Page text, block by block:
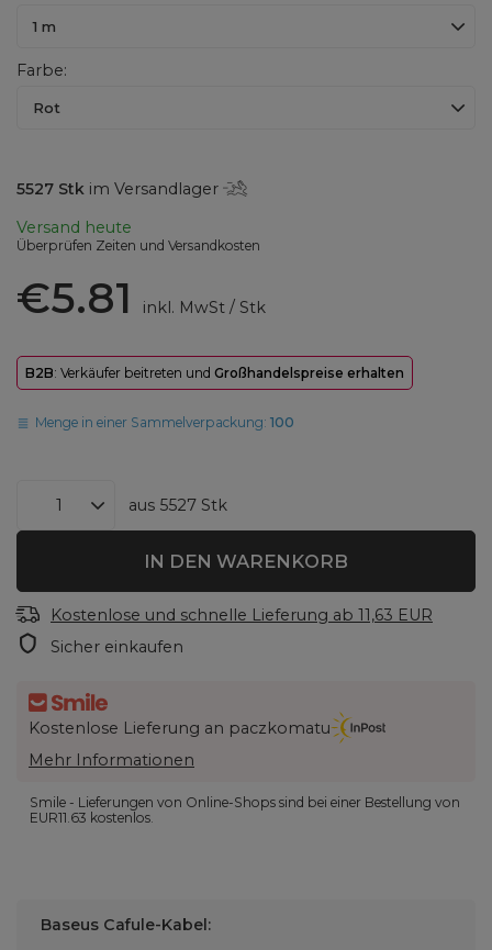
1 m
Farbe
Rot
5527 Stk im Versandlager
Versand heute
Überprüfen Zeiten und Versandkosten
€5.81 inkl. MwSt/ Stk
B2B: Verkäufer beitreten und Großhandelspreise erhalten
Menge in einer Sammelverpackung:100
aus 5527 Stk
IN DEN WARENKORB
Kostenlose und schnelle Lieferung ab 11,63 EUR
Sicher einkaufen
Kostenlose Lieferung an paczkomatu
Mehr Informationen
Smile - Lieferungen von Online-Shops sind bei einer Bestellung von
EUR11.63 kostenlos.
Baseus Cafule-Kabel: